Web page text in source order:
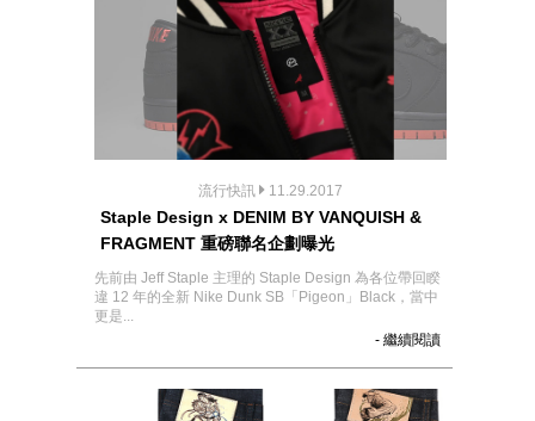
流行快訊 11.29.2017
Staple Design x DENIM BY VANQUISH &
FRAGMENT 重磅聯名企劃曝光
先前由 Jeff Staple 主理的 Staple Design 為各位帶回睽
違 12 年的全新 Nike Dunk SB「Pigeon」Black，當中
更是...
- 繼續閱讀